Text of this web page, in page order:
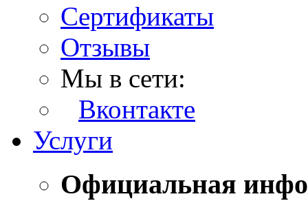
Сертификаты
Отзывы
Мы в сети:
Вконтакте
Услуги
Официальная